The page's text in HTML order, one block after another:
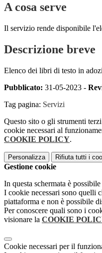
A cosa serve
Il servizio rende disponibile
Descrizione breve
Elenco dei libri di testo in
Pubblicato: 31-05-2023 -
Tag pagina: Servizi
Questo sito o gli strumenti
cookie necessari al
COOKIE POLICY.
Personalizza Rifiuta tutti i
Gestione cookie
In questa schermata è
I cookie necessari sono quelli
piattaforma e non è possibile
Per conoscere quali sono i
visionare la COOKIE
Cookie necessari per il